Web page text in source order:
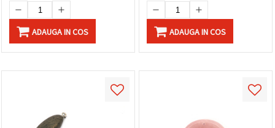
ADAUGA IN COS ADAUGA IN COS